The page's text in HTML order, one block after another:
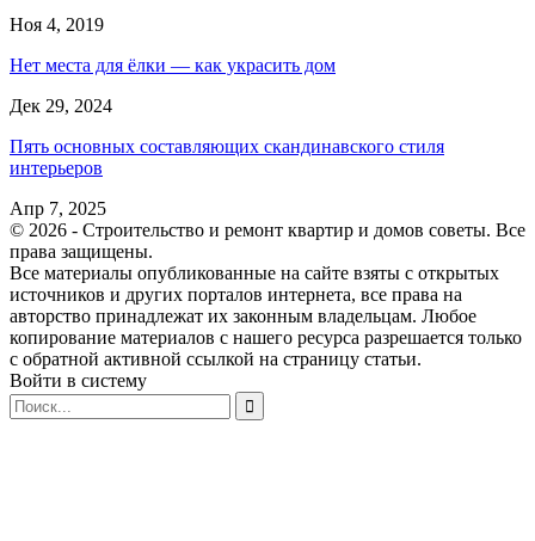
Ноя 4, 2019
Нет места для ёлки — как украсить дом
Дек 29, 2024
Пять основных составляющих скандинавского стиля
интерьеров
Апр 7, 2025
© 2026 - Строительство и ремонт квартир и домов советы. Все
права защищены.
Все материалы опубликованные на сайте взяты с открытых
источников и других порталов интернета, все права на
авторство принадлежат их законным владельцам. Любое
копирование материалов с нашего ресурса разрешается только
с обратной активной ссылкой на страницу статьи.
Войти в систему